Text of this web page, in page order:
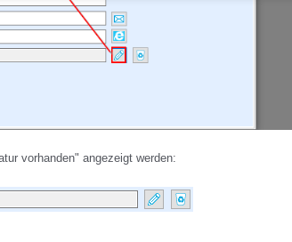
vorhanden" angezeigt werden: